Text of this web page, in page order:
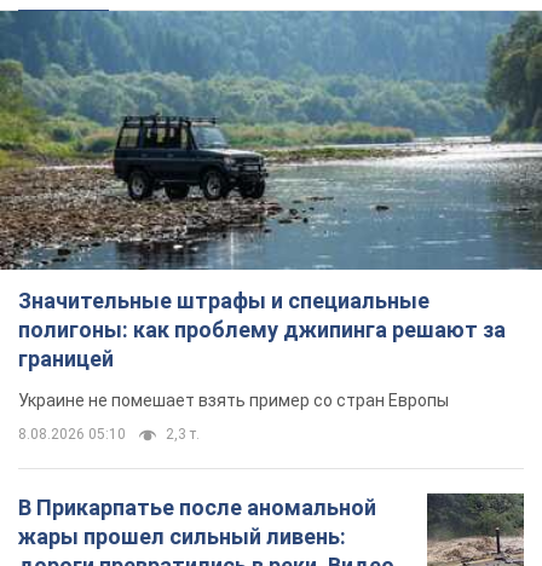
полигоны: как проблему джипинга решают за
границей
Украине не помешает взять пример со стран Европы
8.08.2026 05:10 2,3 т.
В Прикарпатье после аномальной
жары прошел сильный ливень:
дороги превратились в реки. Видео
Непогода обрушилась на Ивано-Франковскую
область и курортный Буковель
32,0 т.
Женщине начислили 729 тыс. грн
долга за газ из-за показаний
неисправного счетчика: судья
вынес неожиданное решение
Нужно ли платить долг из-за доначисления
9 годин тому 31,3 т.